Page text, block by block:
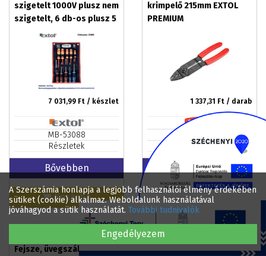
A Szerszámia honlapja a legjobb felhasználói élmény érdekében
sütiket (cookie) alkalmaz. Weboldalunk használatával
jóváhagyod a sütik használatát. További tudnivalók
Engedélyezem
szigetelt 1000V plusz nem
szigetelt, 6 db-os plusz 5
db-os fáziskeresővel
7 031,99 Ft / készlet
MB-53088
Részletek
Bővebben
Kosárba
krimpelő 215mm EXTOL
PREMIUM
1 337,31 Ft / darab
MB-8831130
Részletek
Bővebben
Kosárba
Fejsze, üvegszálas nyél, Racsnis bit dugókulcs,